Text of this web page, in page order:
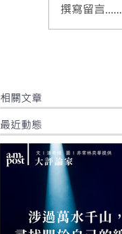
撰寫留言......
​相關文章
最近動態